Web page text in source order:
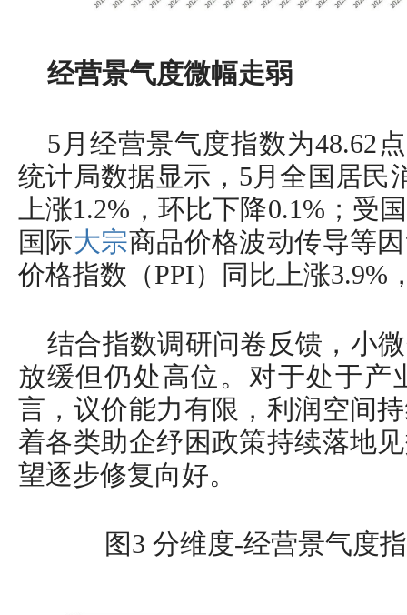
经营景气度微幅走弱
5月经营景气度指数为48.62
统计局数据显示，5月全国居民
上涨1.2%，环比下降0.1%；受
国际大宗商品价格波动传导等
价格指数（PPI）同比上涨3.9%
结合指数调研问卷反馈，小
放缓但仍处高位。对于处于产
言，议价能力有限，利润空间
着各类助企纾困政策持续落地
望逐步修复向好。
图3 分维度-经营景气度